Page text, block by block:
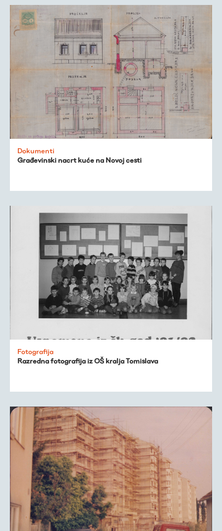
Dokumenti
Građevinski nacrt kuće na Novoj cesti
Fotografija
Razredna fotografija iz OŠ kralja Tomislava